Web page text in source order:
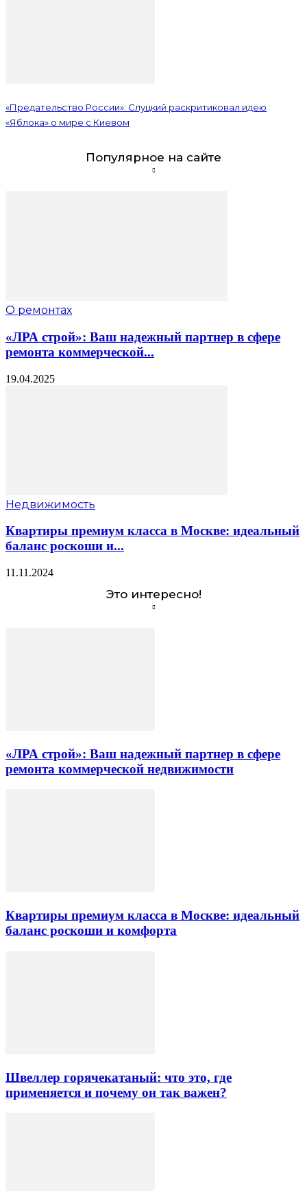
«Предательство России»: Слуцкий раскритиковал идею
«Яблока» о мире с Киевом
Популярное на сайте
О ремонтах
«ЛРА строй»: Ваш надежный партнер в сфере
ремонта коммерческой...
19.04.2025
Недвижимость
Квартиры премиум класса в Москве: идеальный
баланс роскоши и...
11.11.2024
Это интересно!
«ЛРА строй»: Ваш надежный партнер в сфере
ремонта коммерческой недвижимости
Квартиры премиум класса в Москве: идеальный
баланс роскоши и комфорта
Швеллер горячекатаный: что это, где
применяется и почему он так важен?